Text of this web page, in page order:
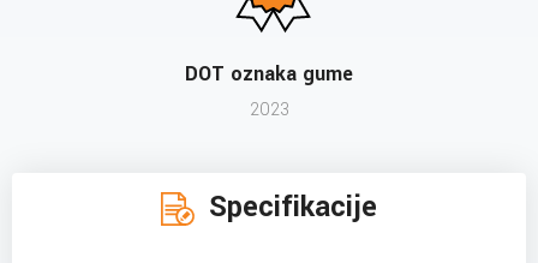
DOT oznaka gume
2023
Specifikacije